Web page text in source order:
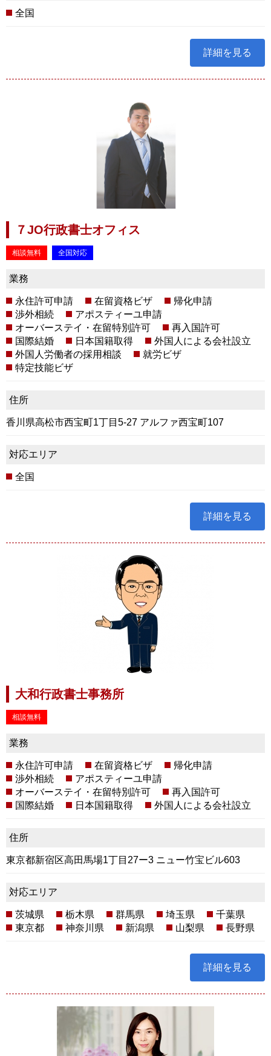
全国
詳細を見る
７JO行政書士オフィス
相談無料 全国対応
業務
永住許可申請 在留資格ビザ
帰化申請
渉外相続
アポスティーユ申請
オーバーステイ・在留特別許可
再入国許可
国際結婚
日本国籍取得
外国人による会社設立
外国人労働者の採用相談
就労ビザ
特定技能ビザ
住所
香川県高松市西宝町1丁目5-27 アルファ西宝町107
対応エリア
全国
詳細を見る
大和行政書士事務所
相談無料
業務
永住許可申請 在留資格ビザ
帰化申請
渉外相続
アポスティーユ申請
オーバーステイ・在留特別許可
再入国許可
国際結婚
日本国籍取得 外国人による会社設立
住所
東京都新宿区高田馬場1丁目27ー3 ニュー竹宝ビル603
対応エリア
茨城県 栃木県 群馬県 埼玉県
千葉県
東京都
神奈川県 新潟県 山梨県 長野県
詳細を見る